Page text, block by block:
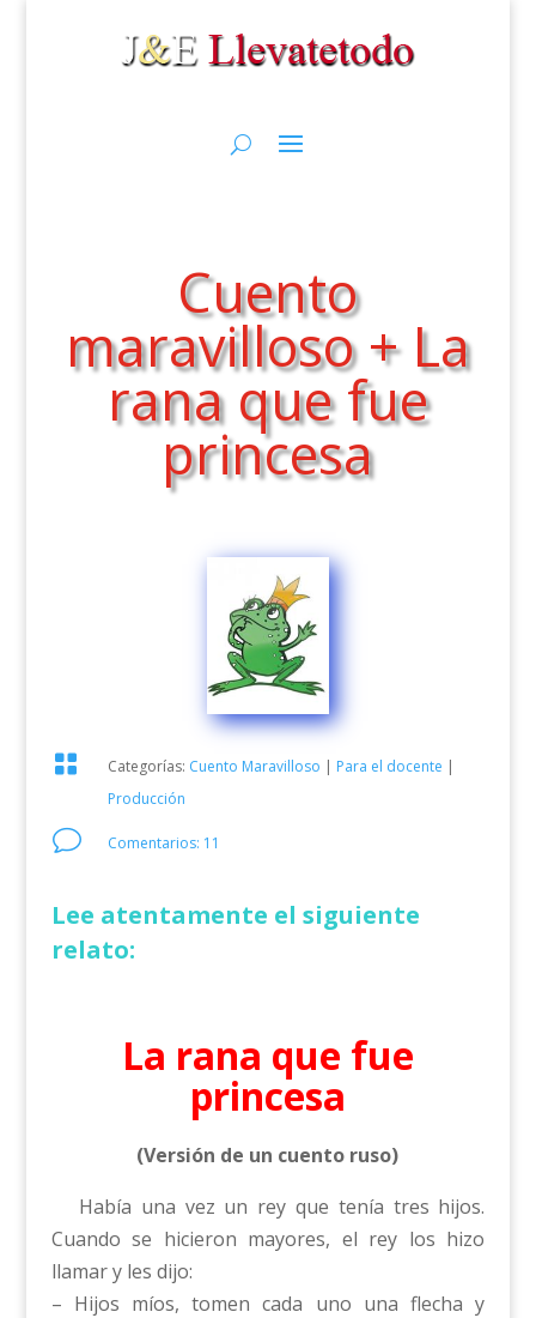
Cuento
maravilloso + La
rana que fue
princesa
 Categorías: Cuento Maravilloso | Para el docente |
Producción
v Comentarios: 11
Lee atentamente el siguiente
relato:
La rana que fue
princesa
(Versión de un cuento ruso)
Había una vez un rey que tenía tres hijos.
Cuando se hicieron mayores, el rey los hizo
llamar y les dijo:
– Hijos míos, tomen cada uno una flecha y